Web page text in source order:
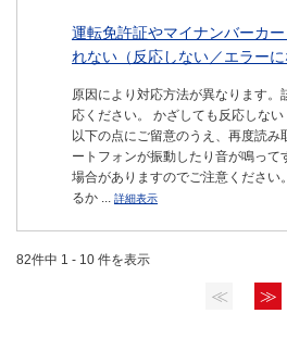
運転免許証やマイナンバーカ
れない（反応しない／エラーに
原因により対応方法が異なります。
応ください。 かざしても反応しない
以下の点にご留意のうえ、再度読み
ートフォンが振動したり音が鳴って
場合がありますのでご注意ください
るか ... 詳細表示
82件中 1 - 10 件を表示
≪ ≫